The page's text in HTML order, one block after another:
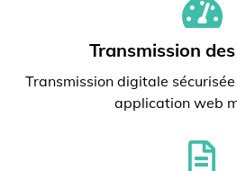
Transmission
Transmission digitale
application web